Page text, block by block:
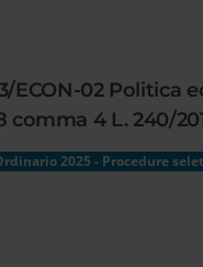
02 Politica
4 L. 240/
2025 - Procedure